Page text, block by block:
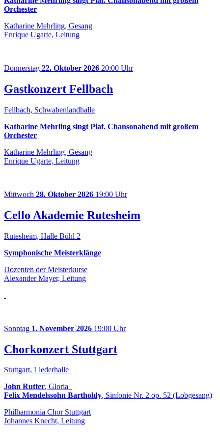
Orchester
Katharine Mehrling, Gesang
Enrique Ugarte, Leitung
Donnerstag 22. Oktober 2026 20:00 Uhr
Gastkonzert Fellbach
Fellbach, Schwabenlandhalle
Katharine Mehrling singt Piaf. Chansonabend mit großem
Orchester
Katharine Mehrling, Gesang
Enrique Ugarte, Leitung
Mittwoch 28. Oktober 2026 19:00 Uhr
Cello Akademie Rutesheim
Rutesheim, Halle Bühl 2
Symphonische Meisterklänge
Dozenten der Meisterkurse
Alexander Mayer, Leitung
Sonntag 1. November 2026 19:00 Uhr
Chorkonzert Stuttgart
Stuttgart, Liederhalle
John Rutter, Gloria
Felix Mendelssohn Bartholdy, Sinfonie Nr. 2 op. 52 (Lobgesang)
Philharmonia Chor Stuttgart
Johannes Knecht, Leitung